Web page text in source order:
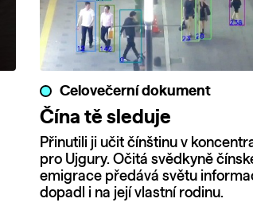
Celovečerní dokument
Čína tě sleduje
Přinutili ji učit čínštinu v
pro Ujgury. Očitá svědkyně
emigrace předává světu
dopadl i na její vlastní rodinu.